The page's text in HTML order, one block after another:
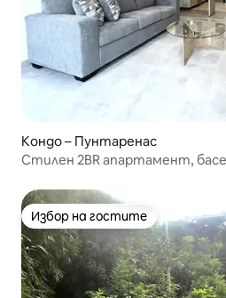
Кондо – Пунтаренас
Стилен 2BR апартамент,
Избор на гостите
Избор на гостите